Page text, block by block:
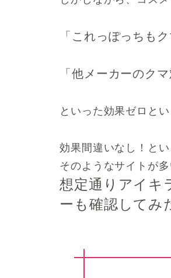
「これっぽっちも
「他メーカーのク
といった効果ゼロと
効果間違いなし！と
そのようなサイトが多
想定通りアイキ
ーも確認してみ